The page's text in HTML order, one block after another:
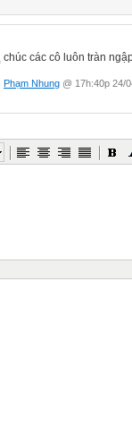
chúc các cô luôn tràn
Phạm Nhung @ 17h:40p 24/